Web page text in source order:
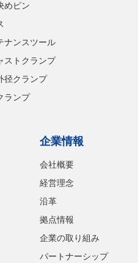
めピン
ナンスツール
ストクランプ
径クランプ
ランプ
企業情報
会社概要
経営理念
沿革
拠点情報
企業の取り組み
パートナーシップ